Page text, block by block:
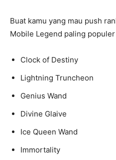
Buat kamu yang mau push
Mobile Legend paling
Clock of Destiny
Lightning Truncheon
Genius Wand
Divine Glaive
Ice Queen Wand
Immortality